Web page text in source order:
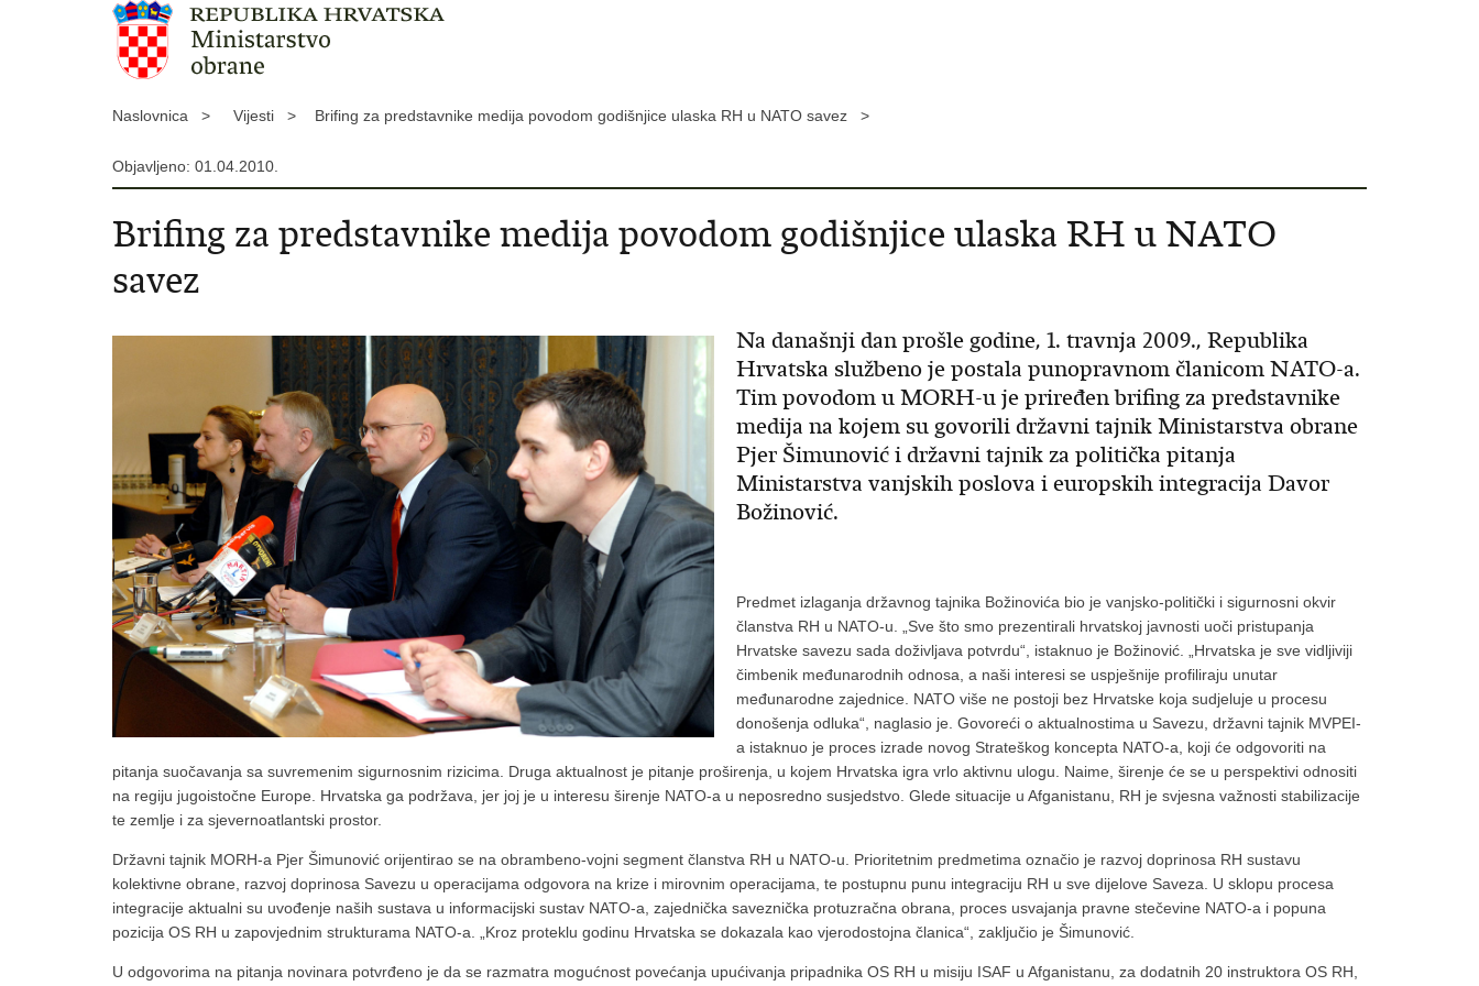
Naslovnica > Vijesti > Brifing za predstavnike medija povodom godišnjice ulaska RH u NATO savez >
Objavljeno: 01.04.2010.
Brifing za predstavnike medija povodom godišnjice ulaska RH u NATO
savez
Na današnji dan prošle godine, 1. travnja 2009., Republika
Hrvatska službeno je postala punopravnom članicom NATO-a.
Tim povodom u MORH-u je priređen brifing za predstavnike
medija na kojem su govorili državni tajnik Ministarstva obrane
Pjer Šimunović i državni tajnik za politička pitanja
Ministarstva vanjskih poslova i europskih integracija Davor
Božinović.
Predmet izlaganja državnog tajnika Božinovića bio je vanjsko-politički i sigurnosni okvir
članstva RH u NATO-u. „Sve što smo prezentirali hrvatskoj javnosti uoči pristupanja
Hrvatske savezu sada doživljava potvrdu“, istaknuo je Božinović. „Hrvatska je sve vidljiviji
čimbenik međunarodnih odnosa, a naši interesi se uspješnije profiliraju unutar
međunarodne zajednice. NATO više ne postoji bez Hrvatske koja sudjeluje u procesu
donošenja odluka“, naglasio je. Govoreći o aktualnostima u Savezu, državni tajnik MVPEI-
a istaknuo je proces izrade novog Strateškog koncepta NATO-a, koji će odgovoriti na
pitanja suočavanja sa suvremenim sigurnosnim rizicima. Druga aktualnost je pitanje proširenja, u kojem Hrvatska igra vrlo aktivnu ulogu. Naime, širenje će se u perspektivi odnositi
na regiju jugoistočne Europe. Hrvatska ga podržava, jer joj je u interesu širenje NATO-a u neposredno susjedstvo. Glede situacije u Afganistanu, RH je svjesna važnosti stabilizacije
te zemlje i za sjevernoatlantski prostor.
Državni tajnik MORH-a Pjer Šimunović orijentirao se na obrambeno-vojni segment članstva RH u NATO-u. Prioritetnim predmetima označio je razvoj doprinosa RH sustavu
kolektivne obrane, razvoj doprinosa Savezu u operacijama odgovora na krize i mirovnim operacijama, te postupnu punu integraciju RH u sve dijelove Saveza. U sklopu procesa
integracije aktualni su uvođenje naših sustava u informacijski sustav NATO-a, zajednička saveznička protuzračna obrana, proces usvajanja pravne stečevine NATO-a i popuna
pozicija OS RH u zapovjednim strukturama NATO-a. „Kroz proteklu godinu Hrvatska se dokazala kao vjerodostojna članica“, zaključio je Šimunović.
U odgovorima na pitanja novinara potvrđeno je da se razmatra mogućnost povećanja upućivanja pripadnika OS RH u misiju ISAF u Afganistanu, za dodatnih 20 instruktora OS RH,